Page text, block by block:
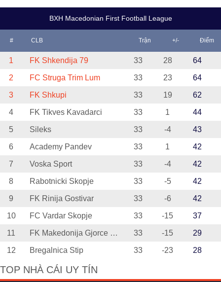
BXH Macedonian First Football League
# CLB Trận +/- Điểm
1 FK Shkendija 79 33 28 64
2 FC Struga Trim Lum 33 23 64
3 FK Shkupi 33 19 62
4 FK Tikves Kavadarci 33 1 44
5 Sileks 33 -4 43
6 Academy Pandev 33 1 42
7 Voska Sport 33 -4 42
8 Rabotnicki Skopje 33 -5 42
9 FK Rinija Gostivar 33 -6 42
10 FC Vardar Skopje 33 -15 37
11 FK Makedonija Gjorce Petrov 33 -15 29
12 Bregalnica Stip 33 -23 28
TOP NHÀ CÁI UY TÍN